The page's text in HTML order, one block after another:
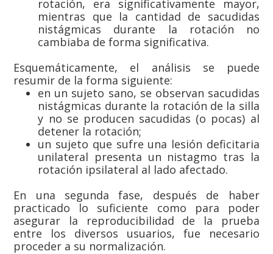
rotación, era significativamente mayor,
mientras que la cantidad de sacudidas
nistágmicas durante la rotación no
cambiaba de forma significativa.
Esquemáticamente, el análisis se puede
resumir de la forma siguiente:
en un sujeto sano, se observan sacudidas
nistágmicas durante la rotación de la silla
y no se producen sacudidas (o pocas) al
detener la rotación;
un sujeto que sufre una lesión deficitaria
unilateral presenta un nistagmo tras la
rotación ipsilateral al lado afectado.
En una segunda fase, después de haber
practicado lo suficiente como para poder
asegurar la reproducibilidad de la prueba
entre los diversos usuarios, fue necesario
proceder a su normalización.